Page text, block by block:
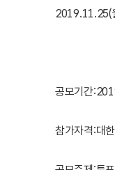
2019.11.25(
공모기간
참가자격:대